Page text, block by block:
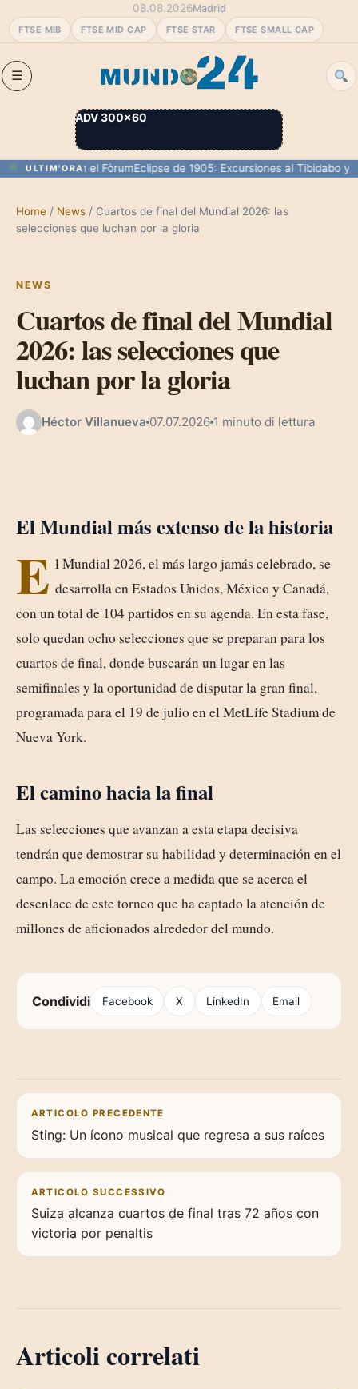
FTSE MIB FTSE MID CAP FTSE STAR FTSE SMALL CAP
08.08.2026Madrid
ADV 300×60
ULTIM'ORA
en el FòrumEclipse de 1905: Excursiones al Tibidabo y su
Home / News / Cuartos de final del Mundial 2026: las
selecciones que luchan por la gloria
NEWS
Cuartos de final del Mundial
2026: las selecciones que
luchan por la gloria
Héctor Villanueva 07.07.2026 1 minuto di lettura
El Mundial más extenso de la historia
E l Mundial 2026, el más largo jamás celebrado, se
desarrolla en Estados Unidos, México y Canadá,
con un total de 104 partidos en su agenda. En esta fase,
solo quedan ocho selecciones que se preparan para los
cuartos de final, donde buscarán un lugar en las
semifinales y la oportunidad de disputar la gran final,
programada para el 19 de julio en el MetLife Stadium de
Nueva York.
El camino hacia la final
Las selecciones que avanzan a esta etapa decisiva
tendrán que demostrar su habilidad y determinación en el
campo. La emoción crece a medida que se acerca el
desenlace de este torneo que ha captado la atención de
millones de aficionados alrededor del mundo.
Condividi Facebook X LinkedIn Email
Navigazione articoli
ARTICOLO PRECEDENTE
Sting: Un ícono musical que regresa a sus raíces
ARTICOLO SUCCESSIVO
Suiza alcanza cuartos de final tras 72 años con
victoria por penaltis
Articoli correlati